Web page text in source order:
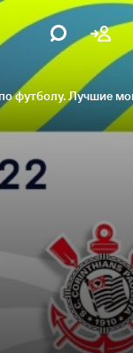
футболу. Лучшие